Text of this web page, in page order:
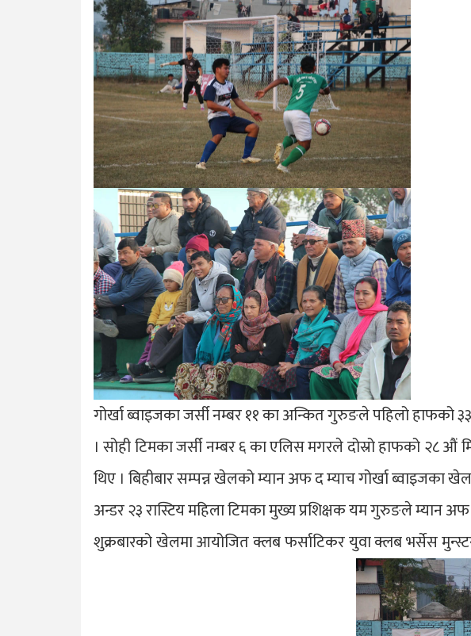
गोर्खा ब्वाइजका जर्सी नम्बर ११ का अन्कित गुरुङले पहिलो हाफको
। सोही टिमका जर्सी नम्बर ६ का एलिस मगरले दोस्रो हाफको २८ औं
थिए । बिहीबार सम्पन्न खेलको म्यान अफ द म्याच गोर्खा ब्वाइजका
अन्डर २३ रास्टिय महिला टिमका मुख्य प्रशिक्षक यम गुरुङले म्यान अफ
शुक्रबारको खेलमा आयोजित क्लब फर्साटिकर युवा क्लब भर्सेस